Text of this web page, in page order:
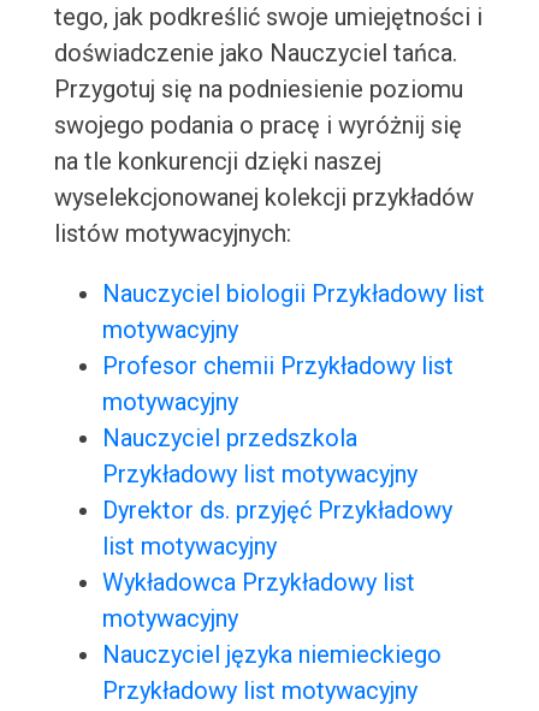
tego, jak podkreślić swoje umiejętności i
doświadczenie jako Nauczyciel tańca.
Przygotuj się na podniesienie poziomu
swojego podania o pracę i wyróżnij się
na tle konkurencji dzięki naszej
wyselekcjonowanej kolekcji przykładów
listów motywacyjnych:
Nauczyciel biologii Przykładowy list
motywacyjny
Profesor chemii Przykładowy list
motywacyjny
Nauczyciel przedszkola
Przykładowy list motywacyjny
Dyrektor ds. przyjęć Przykładowy
list motywacyjny
Wykładowca Przykładowy list
motywacyjny
Nauczyciel języka niemieckiego
Przykładowy list motywacyjny